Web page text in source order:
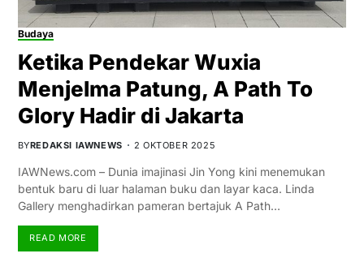
Budaya
Ketika Pendekar Wuxia
Menjelma Patung, A Path To
Glory Hadir di Jakarta
BYREDAKSI IAWNEWS 2 OKTOBER 2025
IAWNews.com – Dunia imajinasi Jin Yong kini menemukan
bentuk baru di luar halaman buku dan layar kaca. Linda
Gallery menghadirkan pameran bertajuk A Path…
READ MORE